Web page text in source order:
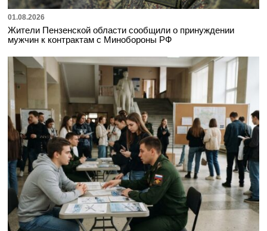
01.08.2026
Жители Пензенской области сообщили о принуждении
мужчин к контрактам с Минобороны РФ